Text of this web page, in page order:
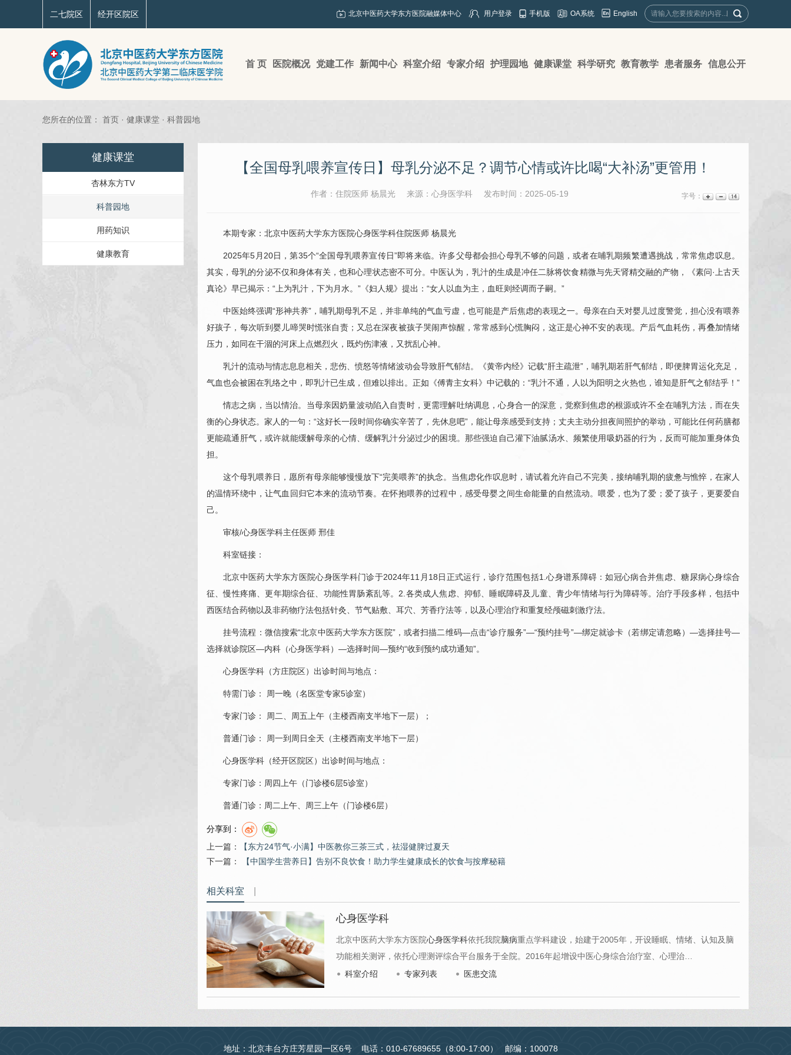
二七院区 经开区院区 北京中医药大学东方医院融媒体中心 用户登录 手机版 OA系统 English
首 页 医院概况 党建工作 新闻中心 科室介绍 专家介绍 护理园地 健康课堂 科学研究 教育教学 患者服务 信息公开
您所在的位置： 首页 · 健康课堂 · 科普园地
健康课堂
杏林东方TV
科普园地
用药知识
健康教育
【全国母乳喂养宣传日】母乳分泌不足？调节心情或许比喝“大补汤”更管用！
作者：住院医师 杨晨光 来源：心身医学科 发布时间：2025-05-19 字号：
本期专家：北京中医药大学东方医院心身医学科住院医师 杨晨光
2025年5月20日，第35个“全国母乳喂养宣传日”即将来临。许多父母都会担心母乳不够的问题，或者在哺乳期频繁遭遇挑战，常常焦虑叹息。
其实，母乳的分泌不仅和身体有关，也和心理状态密不可分。中医认为，乳汁的生成是冲任二脉将饮食精微与先天肾精交融的产物，《素问·上古天
真论》早已揭示：“上为乳汁，下为月水。”《妇人规》提出：“女人以血为主，血旺则经调而子嗣。”
中医始终强调“形神共养”，哺乳期母乳不足，并非单纯的气血亏虚，也可能是产后焦虑的表现之一。母亲在白天对婴儿过度警觉，担心没有喂养
好孩子，每次听到婴儿啼哭时慌张自责；又总在深夜被孩子哭闹声惊醒，常常感到心慌胸闷，这正是心神不安的表现。产后气血耗伤，再叠加情绪
压力，如同在干涸的河床上点燃烈火，既灼伤津液，又扰乱心神。
乳汁的流动与情志息息相关，悲伤、愤怒等情绪波动会导致肝气郁结。《黄帝内经》记载“肝主疏泄”，哺乳期若肝气郁结，即便脾胃运化充足，
气血也会被困在乳络之中，即乳汁已生成，但难以排出。正如《傅青主女科》中记载的：“乳汁不通，人以为阳明之火热也，谁知是肝气之郁结乎！”
情志之病，当以情治。当母亲因奶量波动陷入自责时，更需理解吐纳调息，心身合一的深意，觉察到焦虑的根源或许不全在哺乳方法，而在失
衡的心身状态。家人的一句：“这好长一段时间你确实辛苦了，先休息吧”，能让母亲感受到支持；丈夫主动分担夜间照护的举动，可能比任何药膳都
更能疏通肝气，或许就能缓解母亲的心情、缓解乳汁分泌过少的困境。那些强迫自己灌下油腻汤水、频繁使用吸奶器的行为，反而可能加重身体负
担。
这个母乳喂养日，愿所有母亲能够慢慢放下“完美喂养”的执念。当焦虑化作叹息时，请试着允许自己不完美，接纳哺乳期的疲惫与憔悴，在家人
的温情环绕中，让气血回归它本来的流动节奏。在怀抱喂养的过程中，感受母婴之间生命能量的自然流动。喂爱，也为了爱；爱了孩子，更要爱自
己。
审核/心身医学科主任医师 邢佳
科室链接：
北京中医药大学东方医院心身医学科门诊于2024年11月18日正式运行，诊疗范围包括1.心身谱系障碍：如冠心病合并焦虑、糖尿病心身综合
征、慢性疼痛、更年期综合征、功能性胃肠紊乱等。2.各类成人焦虑、抑郁、睡眠障碍及儿童、青少年情绪与行为障碍等。治疗手段多样，包括中
西医结合药物以及非药物疗法包括针灸、节气贴敷、耳穴、芳香疗法等，以及心理治疗和重复经颅磁刺激疗法。
挂号流程：微信搜索“北京中医药大学东方医院”，或者扫描二维码—点击“诊疗服务”—“预约挂号”—绑定就诊卡（若绑定请忽略）—选择挂号—
选择就诊院区—内科（心身医学科）—选择时间—预约“收到预约成功通知”。
心身医学科 （方庄院区）出诊时间与地点：
特需门诊： 周一晚（名医堂专家5诊室）
专家门诊： 周二、周五上午（主楼西南支半地下一层）；
普通门诊： 周一到周日全天（主楼西南支半地下一层）
心身医学科 （经开区院区）出诊时间与地点：
专家门诊：周四上午（门诊楼6层5诊室）
普通门诊：周二上午、周三上午（门诊楼6层）
分享到：
上一篇：
​【东方24节气·小满】中医教你三茶三式，祛湿健脾过夏天
下一篇：
【中国学生营养日】告别不良饮食！助力学生健康成长的饮食与按摩秘籍
相关科室
心身医学科
北京中医药大学东方医院心身医学科依托我院脑病重点学科建设，始建于2005年，开设睡眠、情绪、认知及脑
功能相关测评，依托心理测评综合平台服务于全院。2016年起增设中医心身综合治疗室、心理治…
科室介绍
专家列表 医患交流
地址：北京丰台方庄芳星园一区6号 电话：010-67689655（8:00-17:00） 邮编：100078